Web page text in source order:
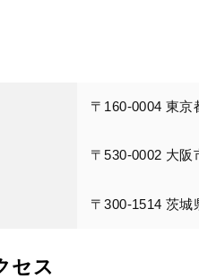
〒160-0004 東
〒530-0002 大
〒300-1514 茨城
セス